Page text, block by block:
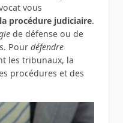
vous
procédure judiciaire.
de défense ou de
Pour défendre
les tribunaux, la
procédures et des